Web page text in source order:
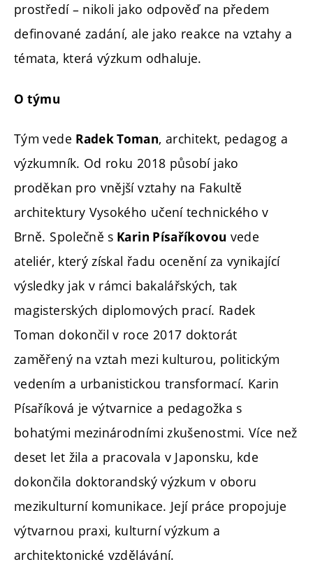
prostředí – nikoli jako odpověď na předem
definované zadání, ale jako reakce na vztahy a
témata, která výzkum odhaluje.
O týmu
Tým vede Radek Toman, architekt, pedagog a
výzkumník. Od roku 2018 působí jako
proděkan pro vnější vztahy na Fakultě
architektury Vysokého učení technického v
Brně. Společně s Karin Písaříkovou vede
ateliér, který získal řadu ocenění za vynikající
výsledky jak v rámci bakalářských, tak
magisterských diplomových prací. Radek
Toman dokončil v roce 2017 doktorát
zaměřený na vztah mezi kulturou, politickým
vedením a urbanistickou transformací. Karin
Písaříková je výtvarnice a pedagožka s
bohatými mezinárodními zkušenostmi. Více než
deset let žila a pracovala v Japonsku, kde
dokončila doktorandský výzkum v oboru
mezikulturní komunikace. Její práce propojuje
výtvarnou praxi, kulturní výzkum a
architektonické vzdělávání.